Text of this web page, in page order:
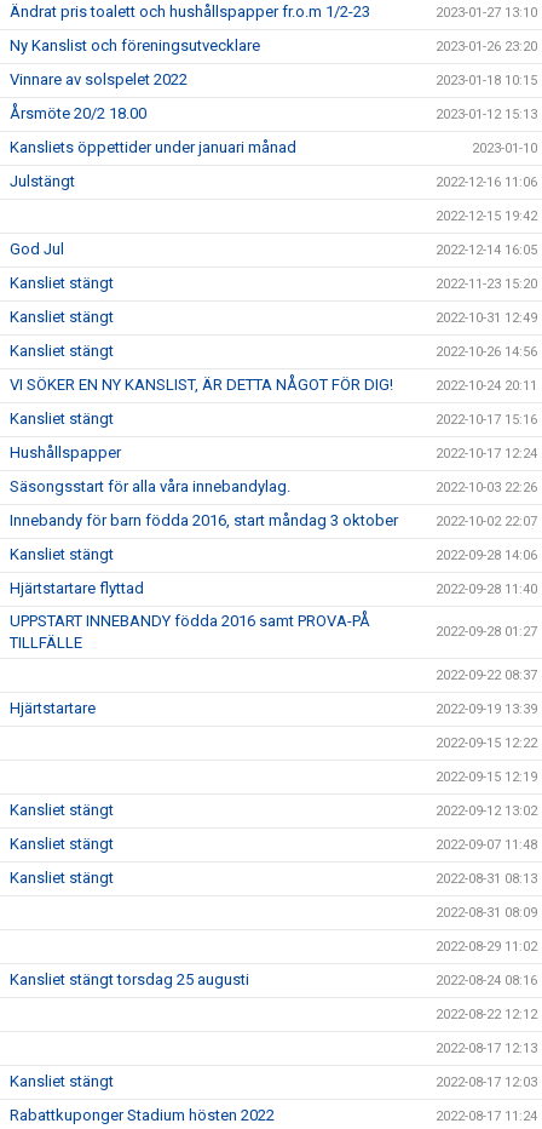
Ändrat pris toalett och hushållspapper fr.o.m 1/2-23 2023-01-27 13:10
Ny Kanslist och föreningsutvecklare 2023-01-26 23:20
Vinnare av solspelet 2022 2023-01-18 10:15
Årsmöte 20/2 18.00 2023-01-12 15:13
Kansliets öppettider under januari månad 2023-01-10
Julstängt 2022-12-16 11:06
2022-12-15 19:42
God Jul 2022-12-14 16:05
Kansliet stängt 2022-11-23 15:20
Kansliet stängt 2022-10-31 12:49
Kansliet stängt 2022-10-26 14:56
VI SÖKER EN NY KANSLIST, ÄR DETTA NÅGOT FÖR DIG! 2022-10-24 20:11
Kansliet stängt 2022-10-17 15:16
Hushållspapper 2022-10-17 12:24
Säsongsstart för alla våra innebandylag. 2022-10-03 22:26
Innebandy för barn födda 2016, start måndag 3 oktober 2022-10-02 22:07
Kansliet stängt 2022-09-28 14:06
Hjärtstartare flyttad 2022-09-28 11:40
UPPSTART INNEBANDY födda 2016 samt PROVA-PÅ
TILLFÄLLE
2022-09-28 01:27
2022-09-22 08:37
Hjärtstartare 2022-09-19 13:39
2022-09-15 12:22
2022-09-15 12:19
Kansliet stängt 2022-09-12 13:02
Kansliet stängt 2022-09-07 11:48
Kansliet stängt 2022-08-31 08:13
2022-08-31 08:09
2022-08-29 11:02
Kansliet stängt torsdag 25 augusti 2022-08-24 08:16
2022-08-22 12:12
2022-08-17 12:13
Kansliet stängt 2022-08-17 12:03
Rabattkuponger Stadium hösten 2022 2022-08-17 11:24